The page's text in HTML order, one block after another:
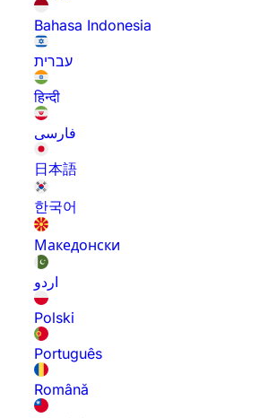
Bahasa Indonesia
עברית
हिन्दी
فارسی
日本語
한국어
Македонски
اردو
Polski
Português
Română